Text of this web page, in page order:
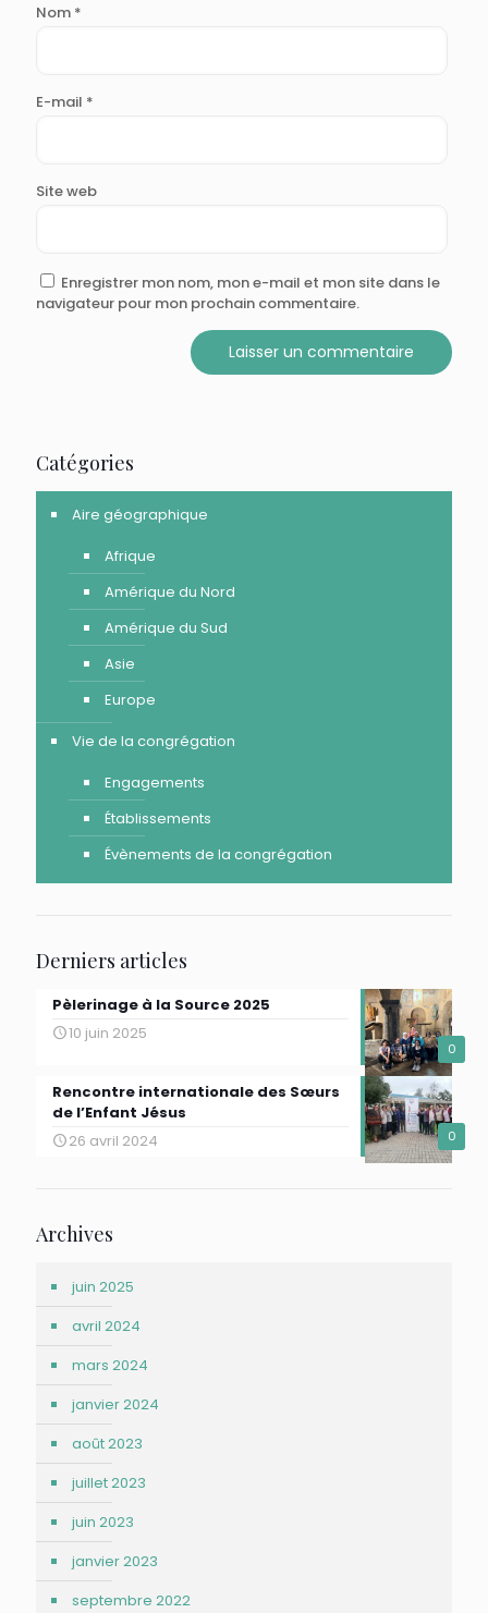
Nom *
E-mail *
Site web
Enregistrer mon nom, mon e-mail et mon site dans le
navigateur pour mon prochain commentaire.
Catégories
Aire géographique
Afrique
Amérique du Nord
Amérique du Sud
Asie
Europe
Vie de la congrégation
Engagements
Établissements
Évènements de la congrégation
Derniers articles
0
Pèlerinage à la Source 2025
10 juin 2025
0
Rencontre internationale des Sœurs
de l’Enfant Jésus
26 avril 2024
Archives
juin 2025
avril 2024
mars 2024
janvier 2024
août 2023
juillet 2023
juin 2023
janvier 2023
septembre 2022